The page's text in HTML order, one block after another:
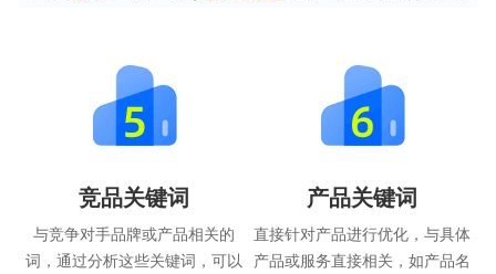
竞品关键词
与竞争对手品牌或产品相关的
词，通过分析这些关键词，可以
产品关键词
直接针对产品进行优化，与具体
产品或服务直接相关，如产品名